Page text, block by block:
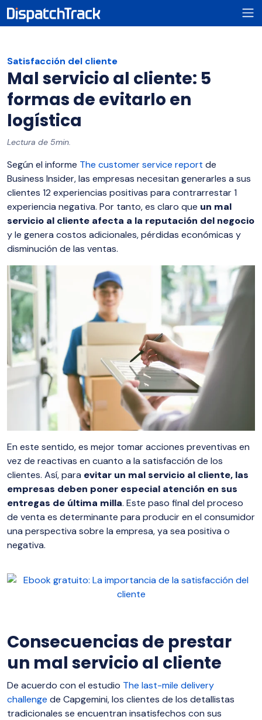
Satisfacción del cliente
Mal servicio al cliente: 5
formas de evitarlo en
logística
Lectura de 5min.
Según el informe The customer service report de
Business Insider, las empresas necesitan generarles a sus
clientes 12 experiencias positivas para contrarrestar 1
experiencia negativa. Por tanto, es claro que un mal
servicio al cliente afecta a la reputación del negocio
y le genera costos adicionales, pérdidas económicas y
disminución de las ventas.
En este sentido, es mejor tomar acciones preventivas en
vez de reactivas en cuanto a la satisfacción de los
clientes. Así, para evitar un mal servicio al cliente, las
empresas deben poner especial atención en sus
entregas de última milla. Este paso final del proceso
de venta es determinante para producir en el consumidor
una perspectiva sobre la empresa, ya sea positiva o
negativa.
Consecuencias de prestar
un mal servicio al cliente
De acuerdo con el estudio The last-mile delivery
challenge de Capgemini, los clientes de los detallistas
tradicionales se encuentran insatisfechos con sus